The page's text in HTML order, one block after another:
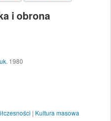
i obrona
1980
| Kultura masowa